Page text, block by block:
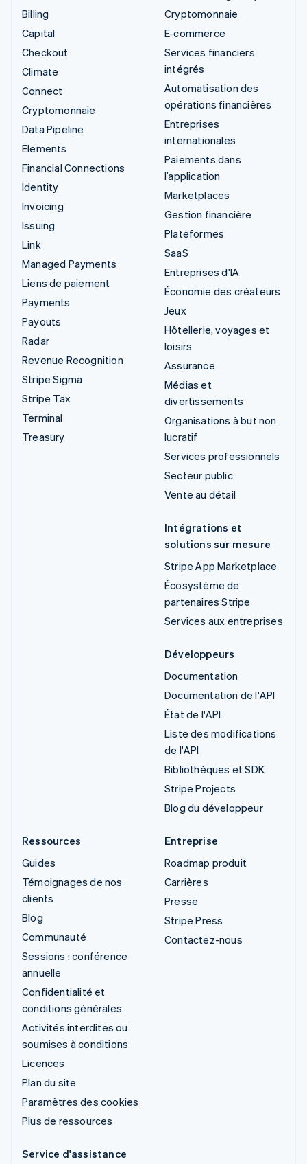
Billing
Capital
Checkout
Climate
Connect
Cryptomonnaie
Data Pipeline
Elements
Financial Connections
Identity
Invoicing
Issuing
Link
Managed Payments
Liens de paiement
Payments
Payouts
Radar
Revenue Recognition
Stripe Sigma
Stripe Tax
Terminal
Treasury
Cryptomonnaie
E-commerce
Services financiers
intégrés
Automatisation des
opérations financières
Entreprises
internationales
Paiements dans
l’application
Marketplaces
Gestion financière
Plateformes
SaaS
Entreprises d'IA
Économie des créateurs
Jeux
Hôtellerie, voyages et
loisirs
Assurance
Médias et
divertissements
Organisations à but non
lucratif
Services professionnels
Secteur public
Vente au détail
Intégrations et
solutions sur mesure
Stripe App Marketplace
Écosystème de
partenaires Stripe
Services aux entreprises
Développeurs
Documentation
Documentation de l'API
État de l'API
Liste des modifications
de l'API
Bibliothèques et SDK
Stripe Projects
Blog du développeur
Ressources
Guides
Témoignages de nos
clients
Blog
Communauté
Sessions : conférence
annuelle
Confidentialité et
conditions générales
Activités interdites ou
soumises à conditions
Licences
Plan du site
Paramètres des cookies
Plus de ressources
Entreprise
Roadmap produit
Carrières
Presse
Stripe Press
Contactez-nous
Service d'assistance